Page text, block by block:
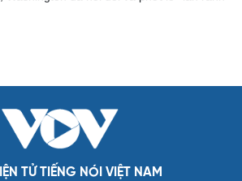
Tổng thống Kennedy, ông Robert F.
đã nói dối và phớt lờ “lằn ranh
đua tranh cử tổng thống Mỹ Robert F.
Washington đã nói dối và phớt lờ “lằn ranh